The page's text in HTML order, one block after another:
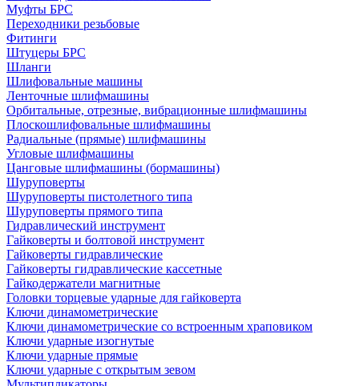
Муфты БРС
Переходники резьбовые
Фитинги
Штуцеры БРС
Шланги
Шлифовальные машины
Ленточные шлифмашины
Орбитальные, отрезные, вибрационные шлифмашины
Плоскошлифовальные шлифмашины
Радиальные (прямые) шлифмашины
Угловые шлифмашины
Цанговые шлифмашины (бормашины)
Шуруповерты
Шуруповерты пистолетного типа
Шуруповерты прямого типа
Гидравлический инструмент
Гайковерты и болтовой инструмент
Гайковерты гидравлические
Гайковерты гидравлические кассетные
Гайкодержатели магнитные
Головки торцевые ударные для гайковерта
Ключи динамометрические
Ключи динамометрические со встроенным храповиком
Ключи ударные изогнутые
Ключи ударные прямые
Ключи ударные с открытым зевом